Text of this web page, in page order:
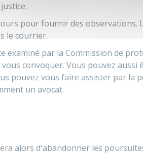
pour fournir des observations.
le courrier.
examiné par la Commission de
convoquer. Vous pouvez aussi
pouvez vous faire assister par la
un avocat.
alors d'abandonner les